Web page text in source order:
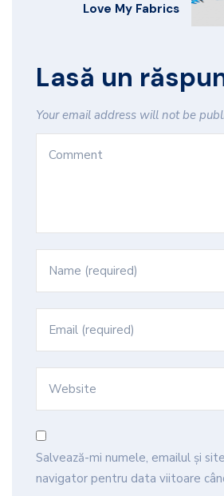
Love My Fabrics
Lasă un
Your email address will not be
Salvează-mi numele, emailul și
navigator pentru data viitoare